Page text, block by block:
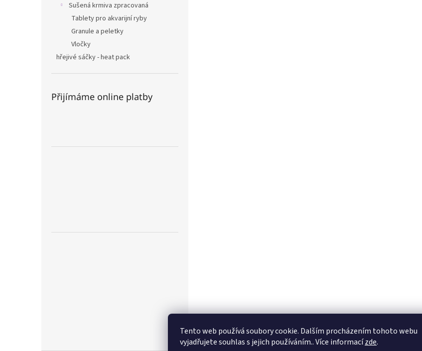
Tento web používá soubory cookie. Dalším procházením tohoto webu
vyjadřujete souhlas s jejich používáním.. Více informacízde.
Sušená krmiva zpracovaná
Tablety pro akvarijní ryby
Granule a peletky
Vločky
hřejivé sáčky - heat pack
Přijímáme online platby